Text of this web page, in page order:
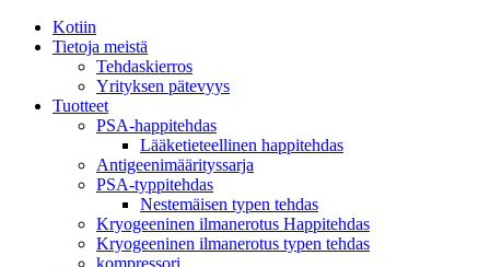
Kotiin
Tietoja meistä
Tehdaskierros
Yrityksen pätevyys
Tuotteet
PSA-happitehdas
Lääketieteellinen happitehdas
Antigeenimäärityssarja
PSA-typpitehdas
Nestemäisen typen tehdas
Kryogeeninen ilmanerotus Happitehdas
Kryogeeninen ilmanerotus typen tehdas
kompressori